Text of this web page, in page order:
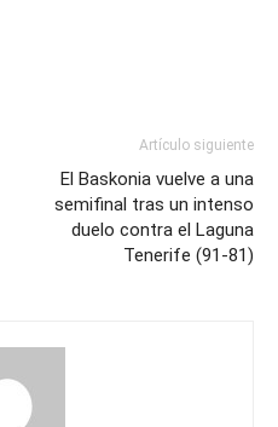
Artículo siguiente
El Baskonia vuelve a una
semifinal tras un intenso
duelo contra el Laguna
Tenerife (91-81)